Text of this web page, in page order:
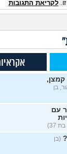
לקריאת התגובות
בן
עם
37)
(בן